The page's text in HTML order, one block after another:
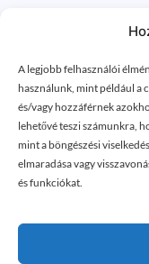
A legjobb felhasználói
használunk, mint például a
és/vagy hozzáférnek
lehetővé teszi számunkra,
mint a böngészési
elmaradása vagy
és funkciókat.